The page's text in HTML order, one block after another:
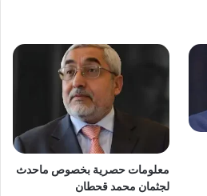
معلومات حصرية بخصوص ماحدث
لجثمان محمد قحطان